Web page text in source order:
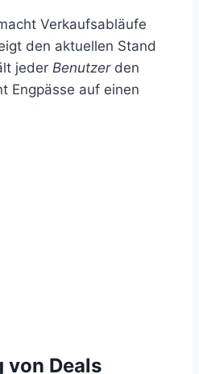
Verkaufsabläufe
den aktuellen Stand
jeder Benutzerden
Engpässe auf einen
Deals